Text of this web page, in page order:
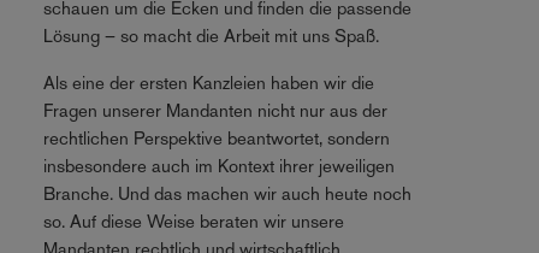
schauen um die Ecken und finden die passende
Lösung – so macht die Arbeit mit uns Spaß.
Als eine der ersten Kanzleien haben wir die
Fragen unserer Mandanten nicht nur aus der
rechtlichen Perspektive beantwortet, sondern
insbesondere auch im Kontext ihrer jeweiligen
Branche. Und das machen wir auch heute noch
so. Auf diese Weise beraten wir unsere